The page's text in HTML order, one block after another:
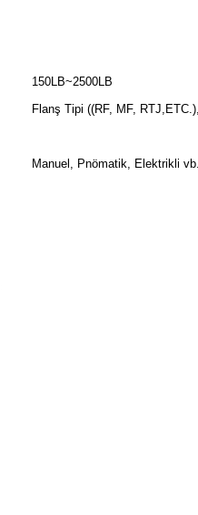
150LB~2500LB
Flanş Tipi ((RF, MF,
Manuel, Pnömatik, Elektrikli vb.